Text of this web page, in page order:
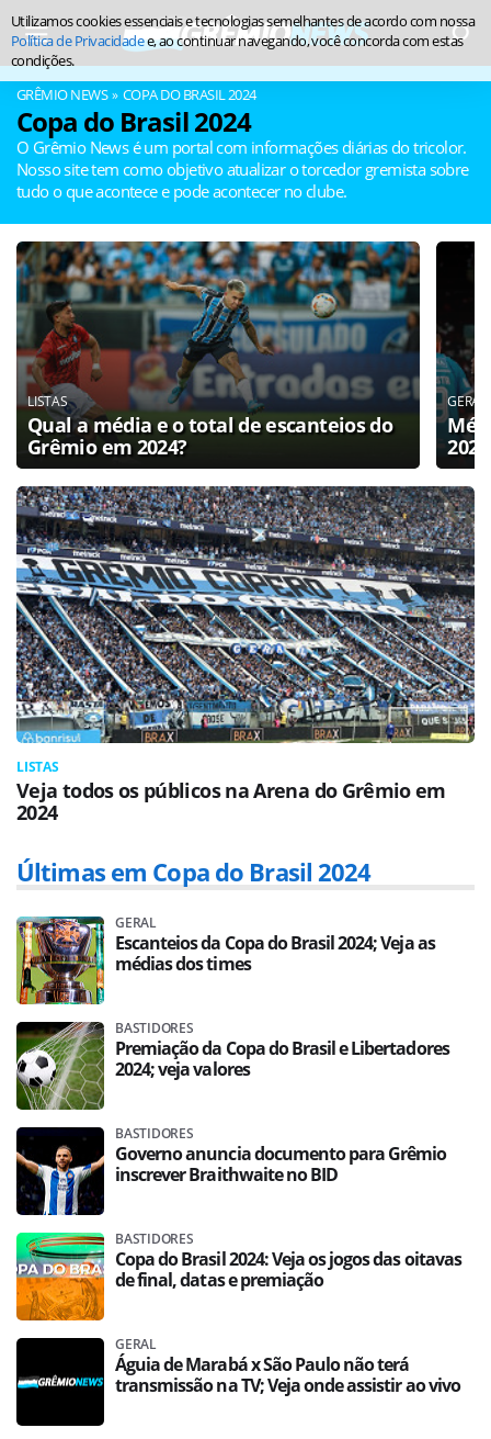
GRÊMIO NEWS COPA DO BRASIL 2024
Copa do Brasil 2024
O Grêmio News é um portal com informações diárias do tricolor.
Nosso site tem como objetivo atualizar o torcedor gremista sobre
tudo o que acontece e pode acontecer no clube.
LISTAS
Qual a média e o total de escanteios do
Grêmio em 2024?
GERAL
LISTAS
Veja todos os públicos na Arena do Grêmio em
2024
Últimas em Copa do Brasil 2024
GERAL
Escanteios da Copa do Brasil 2024; Veja as
médias dos times
BASTIDORES
Premiação da Copa do Brasil e Libertadores
2024; veja valores
BASTIDORES
Governo anuncia documento para Grêmio
inscrever Braithwaite no BID
BASTIDORES
Copa do Brasil 2024: Veja os jogos das oitavas
de final, datas e premiação
GERAL
Águia de Marabá x São Paulo não terá
transmissão na TV; Veja onde assistir ao vivo
Utilizamos cookies essenciais e tecnologias semelhantes de acordo com nossa
Política de Privacidadee, ao continuar navegando, você concorda com estas
condições.